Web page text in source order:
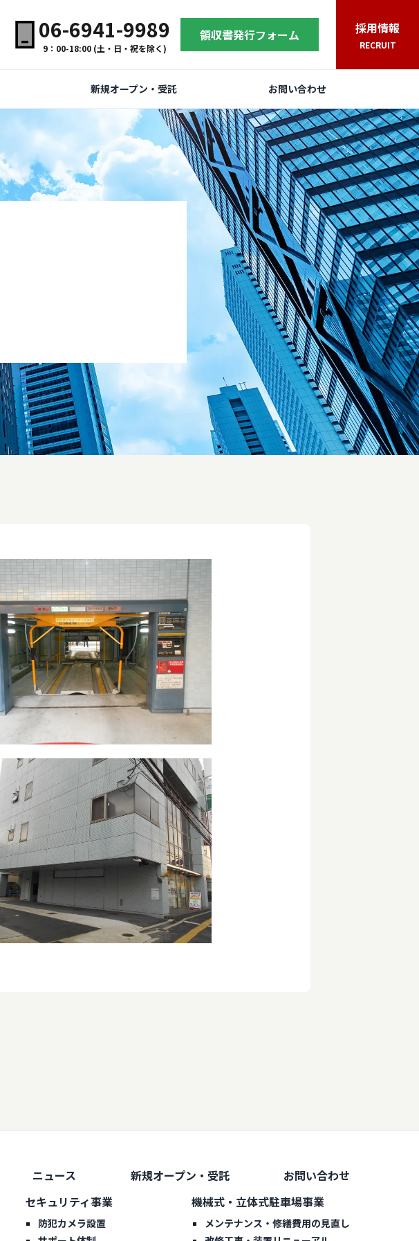
06-6941-9989
9：00-18:00 (土・日・祝を除く)
領収書発行フォーム 採用情報
RECRUIT
新規オープン・受託 お問い合わせ
ニュース 新規オープン・受託
お問い合わせ
セキュリティ事業
防犯カメラ設置
機械式・立体式駐車場事業
メンテナンス・修繕費用の見直し